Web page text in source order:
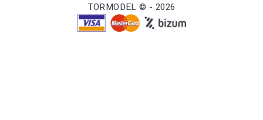
TORMODEL © - 2026